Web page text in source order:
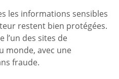
les informations sensibles
restent bien protégées.
l’un des sites de
monde, avec une
fraude.